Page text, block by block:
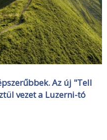
Az új "Tell
vezet a Luzerni-tó